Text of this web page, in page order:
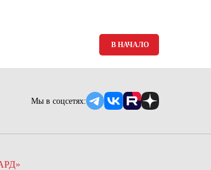
В НАЧАЛО
Мы в соцсетях: